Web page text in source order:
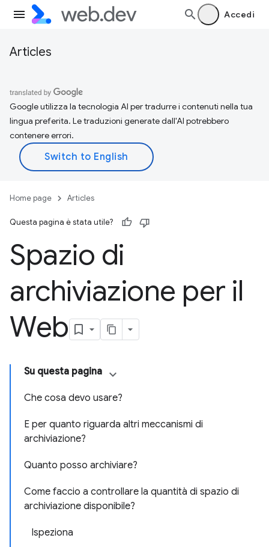
Accedi
Articles
Google utilizza la tecnologia AI per tradurre i contenuti nella tua
lingua preferita. Le traduzioni generate dall'AI potrebbero
contenere errori.
Home page Articles
Questa pagina è stata utile?
Spazio di
archiviazione per il
Web
Su questa pagina
Che cosa devo usare?
E per quanto riguarda altri meccanismi di
archiviazione?
Quanto posso archiviare?
Come faccio a controllare la quantità di spazio di
archiviazione disponibile?
Ispeziona